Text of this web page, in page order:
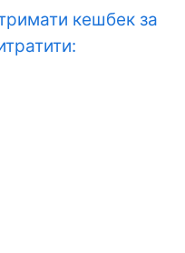
кешбек за